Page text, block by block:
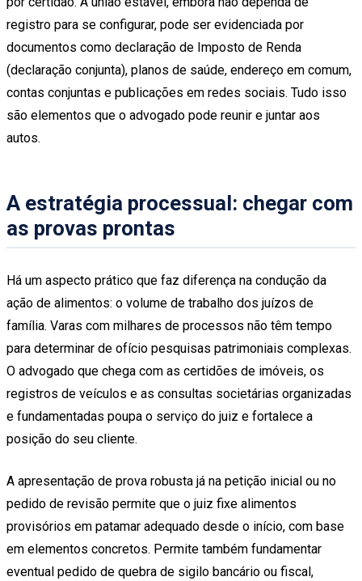
registro para se configurar, pode ser evidenciada por
documentos como declaração de Imposto de Renda
(declaração conjunta), planos de saúde, endereço em comum,
contas conjuntas e publicações em redes sociais. Tudo isso
são elementos que o advogado pode reunir e juntar aos
autos.
A estratégia processual: chegar com
as provas prontas
Há um aspecto prático que faz diferença na condução da
ação de alimentos: o volume de trabalho dos juízos de
família. Varas com milhares de processos não têm tempo
para determinar de ofício pesquisas patrimoniais complexas.
O advogado que chega com as certidões de imóveis, os
registros de veículos e as consultas societárias organizadas
e fundamentadas poupa o serviço do juiz e fortalece a
posição do seu cliente.
A apresentação de prova robusta já na petição inicial ou no
pedido de revisão permite que o juiz fixe alimentos
provisórios em patamar adequado desde o início, com base
em elementos concretos. Permite também fundamentar
eventual pedido de quebra de sigilo bancário ou fiscal,